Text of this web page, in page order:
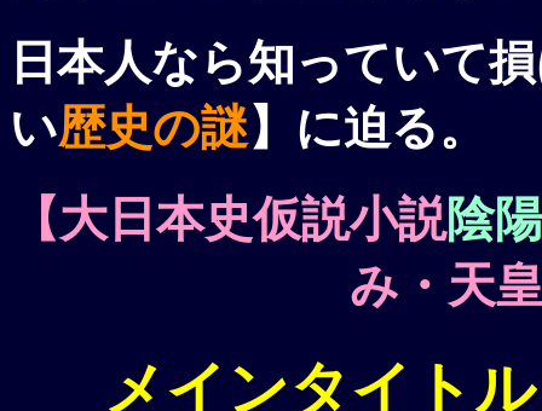
日本人なら知っていて
い歴史の謎】に迫る。
【大日本史仮説小説陰
み・天
メインタイト